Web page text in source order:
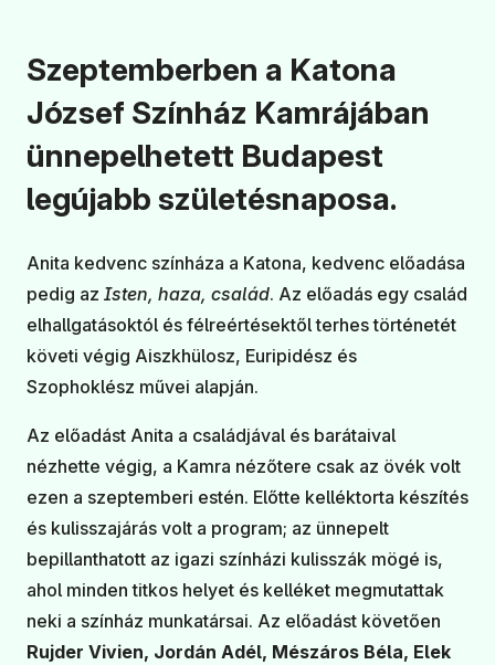
Szeptemberben a Katona
József Színház Kamrájában
ünnepelhetett Budapest
legújabb születésnaposa.
Anita kedvenc színháza a Katona, kedvenc előadása
pedig az Isten, haza, család. Az előadás egy család
elhallgatásoktól és félreértésektől terhes történetét
követi végig Aiszkhülosz, Euripidész és
Szophoklész művei alapján.
Az előadást Anita a családjával és barátaival
nézhette végig, a Kamra nézőtere csak az övék volt
ezen a szeptemberi estén. Előtte kelléktorta készítés
és kulisszajárás volt a program; az ünnepelt
bepillanthatott az igazi színházi kulisszák mögé is,
ahol minden titkos helyet és kelléket megmutattak
neki a színház munkatársai. Az előadást követően
Rujder Vivien, Jordán Adél, Mészáros Béla, Elek